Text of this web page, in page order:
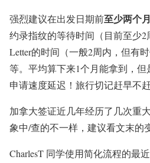
强烈建议在出发日期前至少两个月
约录指纹的等待时间（目前至少2
Letter的时间（一般2周内，但有
等。平均算下来1个月能拿到，
申请速度延迟！旅行切记赶早不赶
加拿大签证近几年经历了几次重
象中/查的不一样，建议看文末的
CharlesT 同学使用简化流程的最